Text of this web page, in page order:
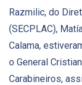
Razmilic, do
(SECPLAC),
Calama,
o General
Carabineiros,